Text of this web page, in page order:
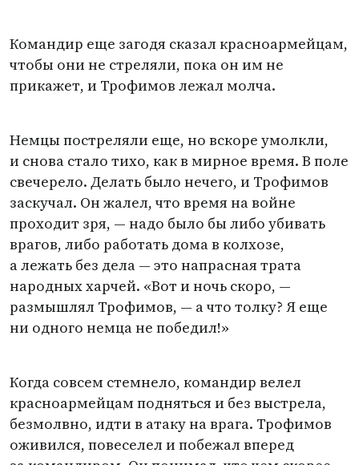
Командир еще загодя сказал красноармейцам,
чтобы они не стреляли, пока он им не
прикажет, и Трофимов лежал молча.
Немцы постреляли еще, но вскоре умолкли,
и снова стало тихо, как в мирное время. В поле
свечерело. Делать было нечего, и Трофимов
заскучал. Он жалел, что время на войне
проходит зря, — надо было бы либо убивать
врагов, либо работать дома в колхозе,
а лежать без дела — это напрасная трата
народных харчей. «Вот и ночь скоро, —
размышлял Трофимов, — а что толку? Я еще
ни одного немца не победил!»
Когда совсем стемнело, командир велел
красноармейцам подняться и без выстрела,
безмолвно, идти в атаку на врага. Трофимов
оживился, повеселел и побежал вперед